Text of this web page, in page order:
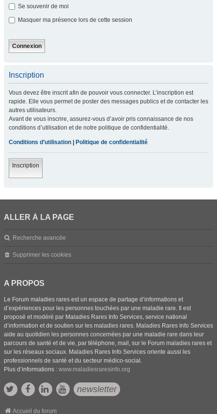
Se souvenir de moi
Masquer ma présence lors de cette session
Inscription
Vous devez être inscrit afin de pouvoir vous connecter. L’inscription est
rapide. Elle vous permet de poster des messages publics et de contacter les
autres utilisateurs.
Avant de vous inscrire, assurez-vous d’avoir pris connaissance de nos
conditions d’utilisation et de notre politique de confidentialité.
Conditions d’utilisation Politique de confidentialité
Inscription
ALLER À LA PAGE
Recherche avancée
Supprimer les cookies
A PROPOS
Le Forum maladies rares est un espace de partage d’informations et
d’expériences pour les personnes touchées par une maladie rare. Il est
proposé et modéré par Maladies Rares Info Services, service national
d’information et de soutien sur les maladies rares. Maladies Rares Info Services
aide au quotidien les personnes concernées par une maladie rare dans leur
parcours de santé et de vie, par téléphone, mail, sur le Forum maladies rares et
sur les réseaux sociaux. Maladies Rares Info Services oriente aussi les
professionnels de santé et du secteur médico-social.
Plus d’informations : www.maladiesraresinfo.org
newsletter
Accueil du forum